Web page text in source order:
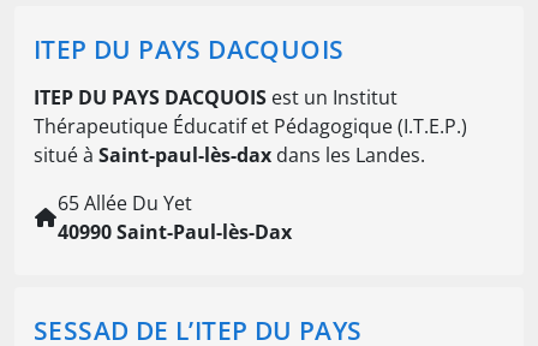
ITEP DU PAYS DACQUOIS
ITEP DU PAYS DACQUOIS est un Institut
Thérapeutique Éducatif et Pédagogique (I.T.E.P.)
situé à Saint-paul-lès-dax dans les Landes.
65 Allée Du Yet
40990 Saint-Paul-lès-Dax
SESSAD DE L’ITEP DU PAYS